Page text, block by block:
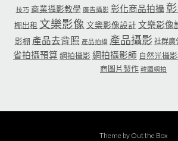
技巧 商業攝影教學 廣告攝影 彰化商品拍攝
棚出租 文樂影像 文樂影像設計文樂影像
影棚 產品去背照 產品拍攝 產品攝影 社群廣
省拍攝預算 網拍攝影 網拍攝影師 自然光攝
商圖片製作 韓國網拍
Theme by Out the Box